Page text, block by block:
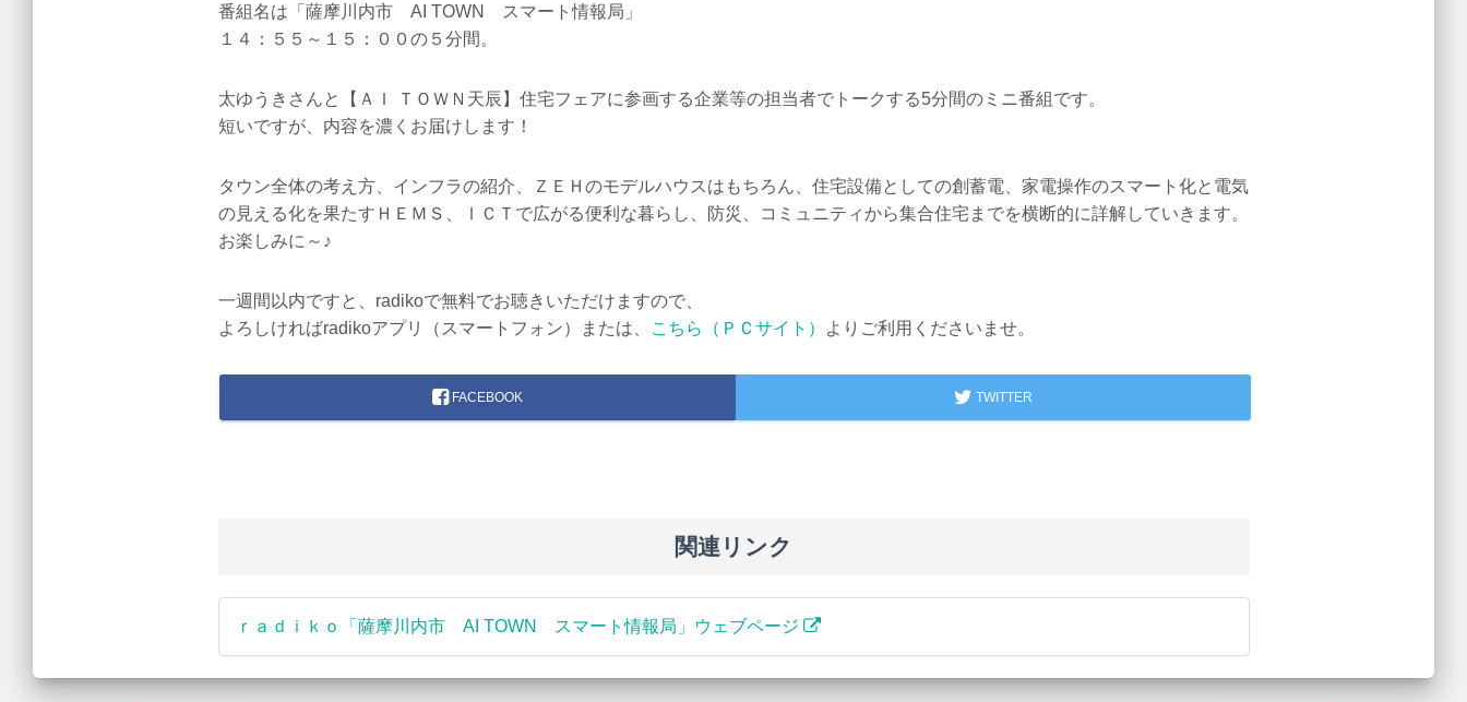
番組名は「薩摩川内市 AI TOWN スマート情報局」
１４：５５～１５：００の５分間。
太ゆうきさんと【ＡＩ ＴＯＷＮ天辰】住宅フェアに参画する企業等の担当者でトークする5分間のミニ番組です。
短いですが、内容を濃くお届けします！
タウン全体の考え方、インフラの紹介、ＺＥＨのモデルハウスはもちろん、住宅設備としての創蓄電、家電操作のスマート化と電気
の見える化を果たすＨＥＭＳ、ＩＣＴで広がる便利な暮らし、防災、コミュニティから集合住宅までを横断的に詳解していきます。
お楽しみに～♪
一週間以内ですと、radikoで無料でお聴きいただけますので、
よろしければradikoアプリ（スマートフォン）または、
こちら（ＰＣサイト） よりご利用くださいませ。
FACEBOOK TWITTER
関連リンク
ｒａｄｉｋｏ「薩摩川内市 AI TOWN スマート情報局」ウェブページ